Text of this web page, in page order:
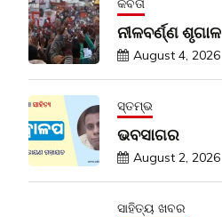
କବିତା
ନୀଳବର୍ଣ୍ଣ ଶୃଗାଳ
August 4, 2026
ସ୍ତମ୍ଭ
ଭବସାଗର
August 2, 2026
ସାହିତ୍ୟ ଖବର